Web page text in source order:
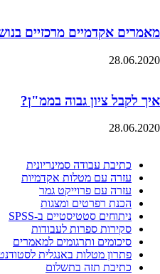
מאמרים אקדמיים מרכזיים
28.06.2020
איך לקבל ציון גבוה בממ"ן?
28.06.2020
כתיבת עבודה סמינריונית
עזרה עם מטלות אקדמיות
עזרה עם פרוייקט גמר
הכנת רפרטים ומצגות
ניתוחים סטטיסטיים ב-SPSS
סקירות ספרות לעבודות
סיכומים ותרגומים למאמרים
פתרון מטלות באנגלית
כתיבת תזה בתשלום